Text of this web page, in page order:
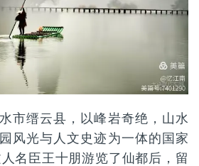
市缙云县，以峰岩奇绝，山水
风光与人文史迹为一体的国家
名臣王十朋游览了仙都后，留